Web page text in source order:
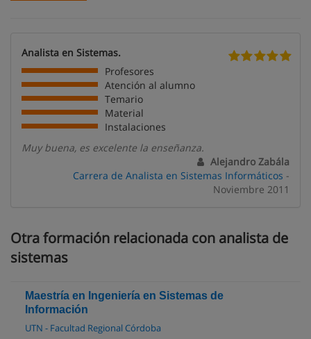
Analista en Sistemas.
Profesores
Atención al alumno
Temario
Material
Instalaciones
Muy buena, es excelente la enseñanza.
Alejandro Zabála
Carrera de Analista en Sistemas Informáticos -
Noviembre 2011
Otra formación relacionada con analista de
sistemas
Maestría en Ingeniería en Sistemas de
Información
UTN - Facultad Regional Córdoba